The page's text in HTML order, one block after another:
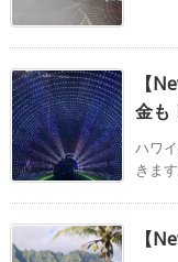
【
金も
ハワ
きま
【